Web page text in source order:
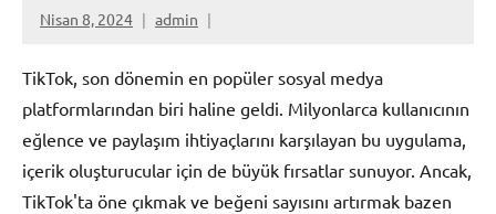
Nisan 8, 2024 admin
TikTok, son dönemin en popüler sosyal medya
platformlarından biri haline geldi. Milyonlarca kullanıcının
eğlence ve paylaşım ihtiyaçlarını karşılayan bu uygulama,
içerik oluşturucular için de büyük fırsatlar sunuyor. Ancak,
TikTok'ta öne çıkmak ve beğeni sayısını artırmak bazen